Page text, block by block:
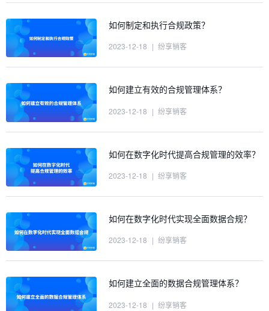
如何制定和执行合规政策？
2023-12-18 | 纷享销客
如何建立有效的合规管理体系？
2023-12-18 | 纷享销客
如何在数字化时代提高合规管理的效率？
2023-12-18 | 纷享销客
如何在数字化时代实现全面数据合规？
2023-12-18 | 纷享销客
如何建立全面的数据合规管理体系？
2023-12-18 | 纷享销客